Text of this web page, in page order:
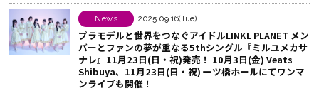
シ
ェ
ア
す
る
る
News 2025.09.16(Tue)
プラモデルと世界をつなぐアイドルLINKL PLANET メン
バーとファンの夢が重なる5thシングル『ミルユメカサ
ナレ』11月23日(日・祝)発売！ 10月3日(金) Veats
Shibuya、11月23日(日・祝) 一ツ橋ホールにてワンマ
ンライブも開催！